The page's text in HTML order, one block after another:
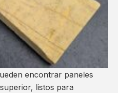
encontrar paneles
listos para